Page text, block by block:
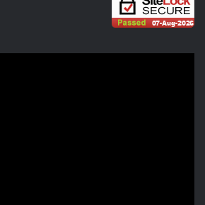
ما الذي يعنيه هذا حقًا؟
يركز التقرير على التأثير الأيديولوجي طويل